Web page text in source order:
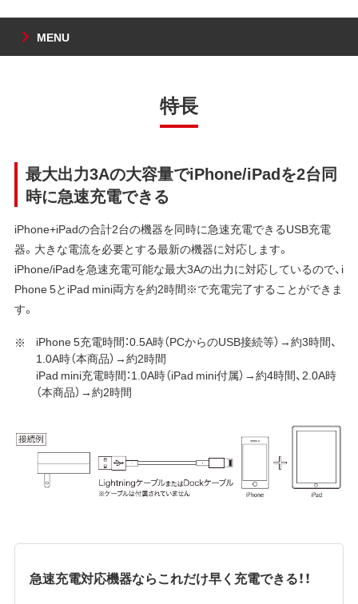
MENU
特長
最大出力3Aの大容量でiPhone/iPadを2台同
時に急速充電できる
iPhone+iPadの合計2台の機器を同時に急速充電できるUSB充電
器。大きな電流を必要とする最新の機器に対応します。
iPhone/iPadを急速充電可能な最大3Aの出力に対応しているので、i
Phone 5とiPad mini両方を約2時間※で充電完了することができま
す。
iPhone 5充電時間：0.5A時（PCからのUSB接続等）→約3時間、
1.0A時（本商品）→約2時間
iPad mini充電時間：1.0A時（iPad mini付属）→約4時間、2.0A時
（本商品）→約2時間
急速充電対応機器ならこれだけ早く充電できる！！